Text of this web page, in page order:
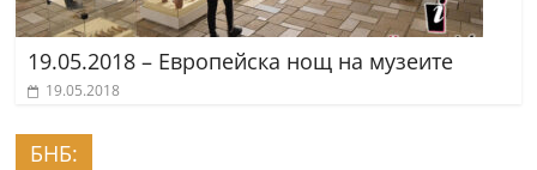
19.05.2018 – Европейска нощ на музеите
19.05.2018
БНБ: